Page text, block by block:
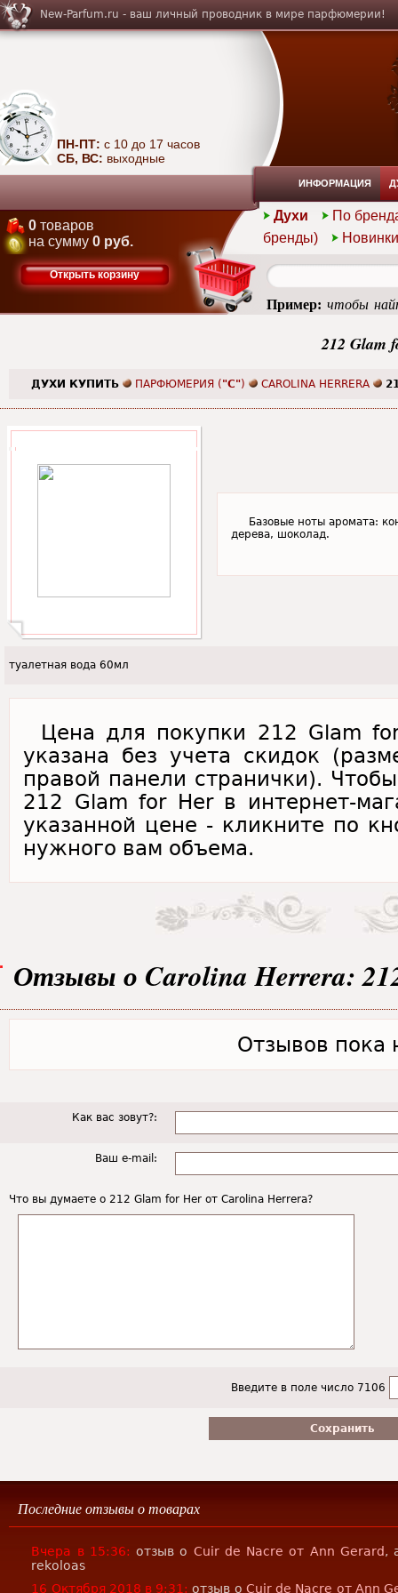
212 Glam
ДУХИ КУПИТЬ ПАРФЮМЕРИЯ ( "C") CAROLINA HERRERA
Базовые ноты аромата:
дерева, шоколад.
туалетная вода 60мл
Цена для покупки 212 Glam
указана без учета скидок
правой панели странички).
212 Glam for Her в интернет-
указанной цене - кликните по
нужного вам объема.
Отзывы о Carolina Herrera:
Отзывов пока
Как вас зовут?:
Ваш e-mail:
Что вы думаете о 212 Glam for Her от Carolina Herrera?
Введите в поле число 7106
Последние отзывы о товарах
Вчера в 15:36: отзыв о Cuir de Nacre от Ann Gerard,
rekoloas
16 Октября 2018 в 9:31: отзыв о Cuir de Nacre от Ann
New-Parfum.ru - ваш личный проводник в мире парфюмерии!
ПН-ПТ: с 10 до 17 часов
СБ, ВС: выходные
ИНФОРМАЦИЯ
Духи
По
бренды)
Новинки
0 товаров
на сумму 0 руб.
Открыть корзину
Пример: чтобы